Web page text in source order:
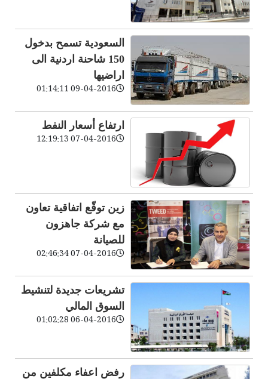
السعودية تسمح بدخول
150 شاحنة اردنية الى
اراضيها
09-04-2016 01:14:11
ارتفاع أسعار النفط
07-04-2016 12:19:13
زين توقّع اتفاقية تعاون
مع شركة جاهزون
للصيانة
07-04-2016 02:46:34
تشريعات جديدة لتنشيط
السوق المالي
06-04-2016 01:02:28
رفض اعفاء مكلفين من